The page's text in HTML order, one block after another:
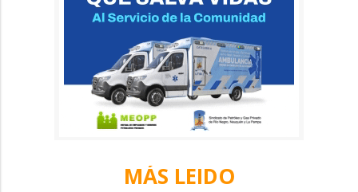
MÁS LEIDO